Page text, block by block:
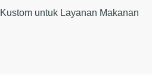
untuk Layanan Makanan